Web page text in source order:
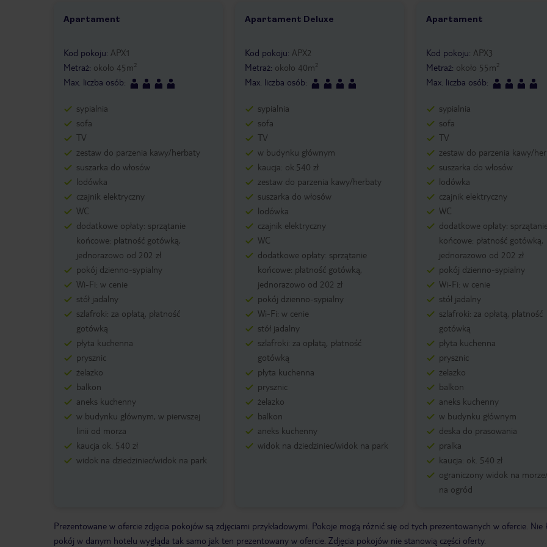
Apartament
1 /10
Kod pokoju: APX1
Metraż: około 45m2
Max. liczba osób:
sypialnia
sofa
TV
zestaw do parzenia kawy/herbaty
suszarka do włosów
lodówka
czajnik elektryczny
WC
dodatkowe opłaty: sprzątanie
końcowe: płatność gotówką,
jednorazowo od 202 zł
pokój dzienno-sypialny
Wi-Fi: w cenie
stół jadalny
szlafroki: za opłatą, płatność
gotówką
płyta kuchenna
prysznic
żelazko
balkon
aneks kuchenny
w budynku głównym, w pierwszej
linii od morza
kaucja ok. 540 zł
widok na dziedziniec/widok na park
Apartament Deluxe
1 /11
Kod pokoju: APX2
Metraż: około 40m2
Max. liczba osób:
sypialnia
sofa
TV
w budynku głównym
kaucja: ok.540 zł
zestaw do parzenia kawy/herbaty
suszarka do włosów
lodówka
czajnik elektryczny
WC
dodatkowe opłaty: sprzątanie
końcowe: płatność gotówką,
jednorazowo od 202 zł
pokój dzienno-sypialny
Wi-Fi: w cenie
stół jadalny
szlafroki: za opłatą, płatność
gotówką
płyta kuchenna
prysznic
żelazko
balkon
aneks kuchenny
widok na dziedziniec/widok na park
Apartament
1 /19
Kod pokoju: APX3
Metraż: około 55m2
Max. liczba osób:
sypialnia
sofa
TV
zestaw do parzenia kawy/
suszarka do włosów
lodówka
czajnik elektryczny
WC
dodatkowe opłaty:
końcowe: płatność gotówką,
jednorazowo od 202 zł
pokój dzienno-sypialny
Wi-Fi: w cenie
stół jadalny
szlafroki: za opłatą, płatność
gotówką
płyta kuchenna
prysznic
żelazko
balkon
aneks kuchenny
w budynku głównym
deska do prasowania
pralka
kaucja: ok. 540 zł
ograniczony widok na
na ogród
Prezentowane w ofercie zdjęcia pokojów są zdjęciami przykładowymi. Pokoje mogą różnić się od tych prezentowanych w ofercie. Nie
pokój w danym hotelu wygląda tak samo jak ten prezentowany w ofercie. Zdjęcia pokojów nie stanowią części oferty.